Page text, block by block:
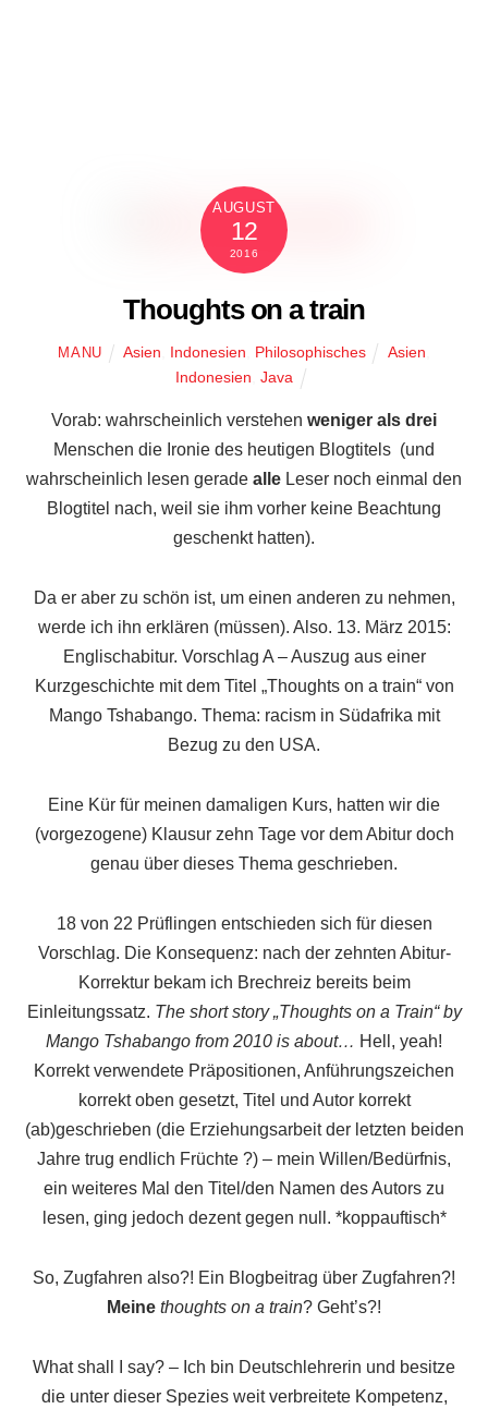
AUGUST
12
2016
Thoughts on a train
MANU Asien Indonesien Philosophisches Asien
Indonesien ,Java
Vorab: wahrscheinlich verstehen weniger als drei
Menschen die Ironie des heutigen Blogtitels (und
wahrscheinlich lesen gerade alle Leser noch einmal den
Blogtitel nach, weil sie ihm vorher keine Beachtung
geschenkt hatten).
Da er aber zu schön ist, um einen anderen zu nehmen,
werde ich ihn erklären (müssen). Also. 13. März 2015:
Englischabitur. Vorschlag A – Auszug aus einer
Kurzgeschichte mit dem Titel „Thoughts on a train“ von
Mango Tshabango. Thema: racism in Südafrika mit
Bezug zu den USA.
Eine Kür für meinen damaligen Kurs, hatten wir die
(vorgezogene) Klausur zehn Tage vor dem Abitur doch
genau über dieses Thema geschrieben.
18 von 22 Prüflingen entschieden sich für diesen
Vorschlag. Die Konsequenz: nach der zehnten Abitur-
Korrektur bekam ich Brechreiz bereits beim
Einleitungssatz. The short story „Thoughts on a Train“ by
Mango Tshabango from 2010 is about… Hell, yeah!
Korrekt verwendete Präpositionen, Anführungszeichen
korrekt oben gesetzt, Titel und Autor korrekt
(ab)geschrieben (die Erziehungsarbeit der letzten beiden
Jahre trug endlich Früchte ?) – mein Willen/Bedürfnis,
ein weiteres Mal den Titel/den Namen des Autors zu
lesen, ging jedoch dezent gegen null. *koppauftisch*
So, Zugfahren also?! Ein Blogbeitrag über Zugfahren?!
Meine thoughts on a train? Geht’s?!
What shall I say? – Ich bin Deutschlehrerin und besitze
die unter dieser Spezies weit verbreitete Kompetenz,